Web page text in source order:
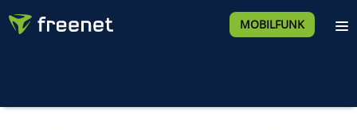
MOBILFUNK